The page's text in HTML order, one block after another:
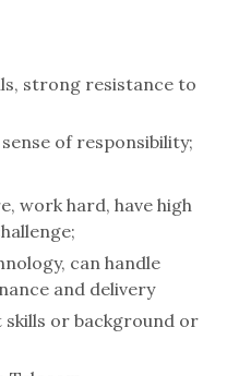
strong resistance to
of responsibility;
work hard, have high
can handle
and delivery
or background or